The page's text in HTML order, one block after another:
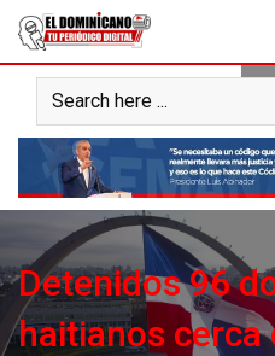
Skip
content
Detenidos 96
haitianos cerca